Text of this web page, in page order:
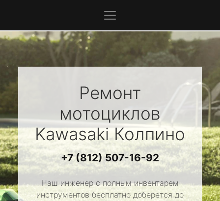
Ремонт
мотоциклов
KawasakiКолпино
+7 (812) 507-16-92
Наш инженер с полным инвентарем
инструментов бесплатно доберется до